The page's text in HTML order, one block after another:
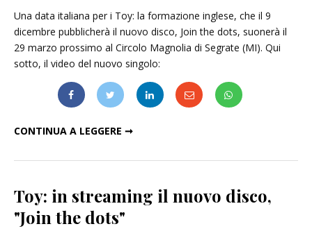
Una data italiana per i Toy: la formazione inglese, che il 9
dicembre pubblicherà il nuovo disco, Join the dots, suonerà il
29 marzo prossimo al Circolo Magnolia di Segrate (MI). Qui
sotto, il video del nuovo singolo:
CONTINUA A LEGGERE ➞
Toy: in streaming il nuovo disco,
"Join the dots"